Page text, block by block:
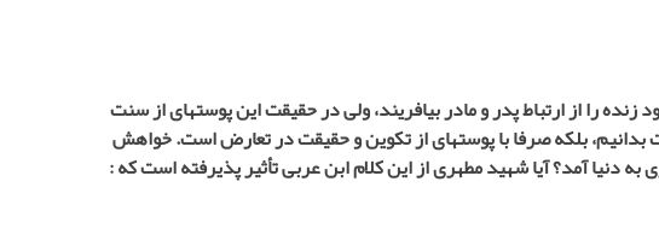
را از ارتباط پدر و مادر بیافریند، ولی در حقیقت این پوسته­ای از سنت
بلکه صرفا با پوسته­ای از تکوین و حقیقت در تعارض است. خواهش
آمد؟ آیا شهید مطهری از این کلام ابن عربی تأثیر پذیرفته است که :